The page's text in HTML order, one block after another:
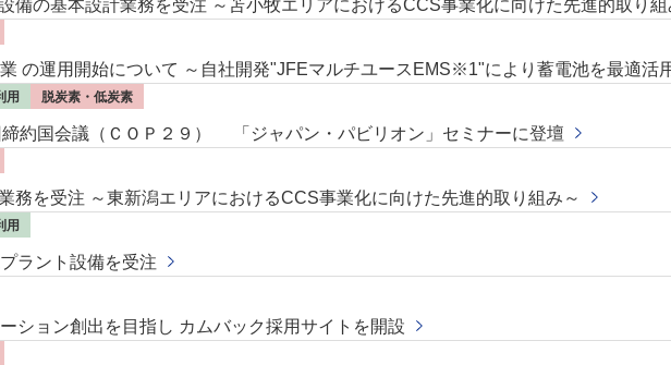
備の基本設計業務を受注 ～苫小牧エリアにおけるCCS事業化に向けた先進的取り組
の運用開始について ～自社開発"JFEマルチユースEMS※1"により蓄電池を最適活
用 脱炭素・低炭素
約国会議（ＣＯＰ２９） 「ジャパン・パビリオン」セミナーに登壇
務を受注 ～東新潟エリアにおけるCCS事業化に向けた先進的取り組み～
用
ラント設備を受注
ション創出を目指し カムバック採用サイトを開設